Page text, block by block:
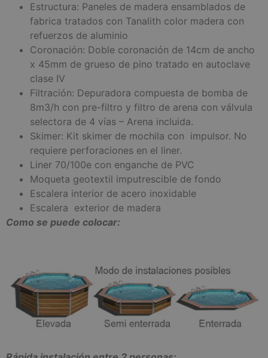
Estructura: Paneles de madera ensamblados de
fabrica tratados con Tanalith color madera con
refuerzos de aluminio
Coronación: Doble coronación de 14cm de ancho
x 45mm de grueso de pino tratado en autoclave
clase IV
Filtración: Depuradora compuesta de bomba de
8m3/h con pre-filtro y filtro de arena con válvula
selectora de 4 vías – Arena incluida.
Skimer: Kit skimer de mochila con impulsor. No
requiere perforaciones en el liner.
Liner 70/100e con enganche de PVC
Moqueta geotextil imputrescible de fondo
Escalera interior de acero inoxidable
Escalera exterior de madera
Como se puede colocar: